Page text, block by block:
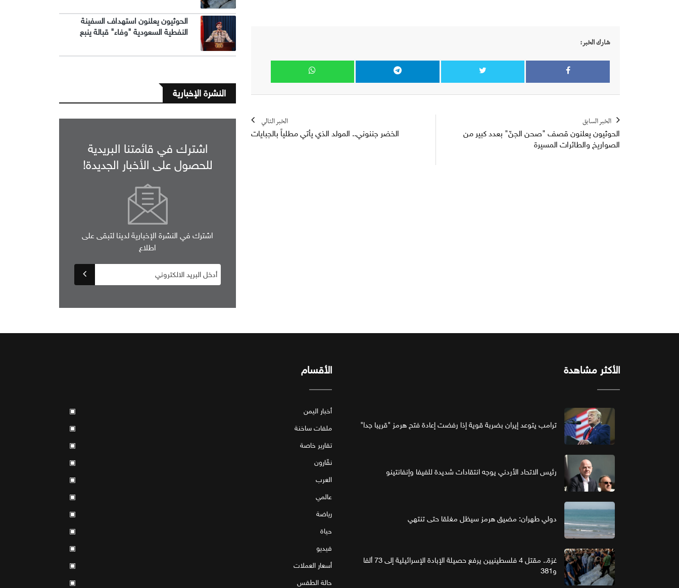
شارك الخبر:
الخبر السابق
الحوثيون يعلنون قصف "صحن الجنّ" بعدد كبير من
الصواريخ والطائرات المسيرة
الخبر التالي
الخضر جننوني.. المولد الذي يأتي مطلياً بالجبايات
الحوثيون يعلنون استهداف السفينة
النفطية السعودية "وفاء" قبالة ينبع
النشرة الإخبارية
اشترك في قائمتنا البريدية
للحصول على الأخبار الجديدة!
اشترك في النشرة الإخبارية لدينا لتبقى على
اطلاع
الأكثر مشاهدة
ترامب يتوعد إيران بضربة قوية إذا رفضت إعادة فتح هرمز "قريبا جدا"
رئيس الاتحاد الأردني يوجه انتقادات شديدة للفيفا وإنفانتينو
دولي طهران: مضيق هرمز سيظل مغلقا حتى تنتهي
غزة.. مقتل 4 فلسطينيين يرفع حصيلة الإبادة الإسرائيلية إلى 73 ألفا
و381
الأقسام
أخبار اليمن
▣
ملفات ساخنة
▣
تقارير خاصة
▣
نقّارون
▣
العرب
▣
عالمي
▣
رياضة
▣
حياة
▣
فيديو
▣
أسعار العملات
▣
حالة الطقس
▣